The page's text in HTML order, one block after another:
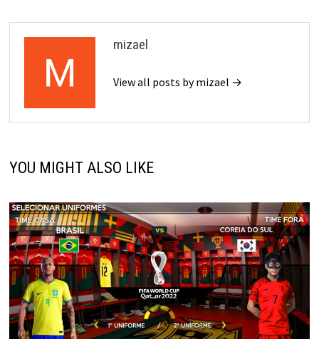
mizael
View all posts by mizael →
YOU MIGHT ALSO LIKE